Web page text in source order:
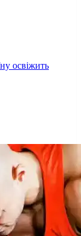
освіжить